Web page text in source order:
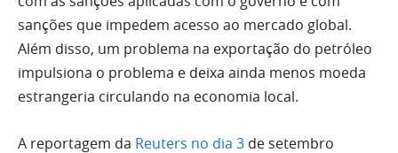
sanções que impedem acesso ao mercado global.
Além disso, um problema na exportação do petróleo
impulsiona o problema e deixa ainda menos moeda
estrangeria circulando na economia local.
A reportagem da Reuters no dia 3 de setembro